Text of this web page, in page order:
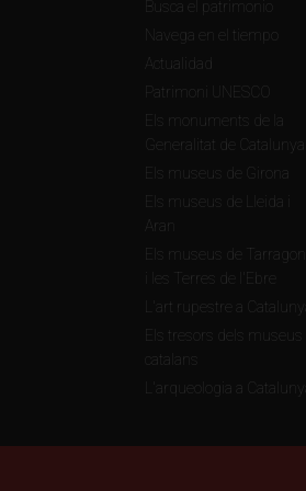
Busca el patrimonio
Navega en el tiempo
Actualidad
Patrimoni UNESCO
Els monuments de la
Generalitat de Catalunya
Els museus de Girona
Els museus de Lleida i
Aran
Els museus de Tarragona
i les Terres de l'Ebre
L'art rupestre a Catalunya
Els tresors dels museus
catalans
L'arqueologia a Catalunya